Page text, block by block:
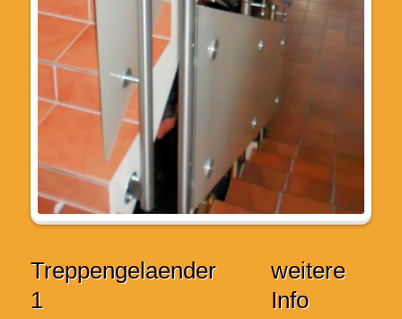
Treppengelaender
1
weitere
Info